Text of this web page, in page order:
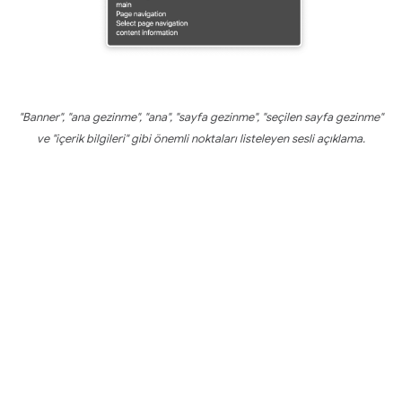
"Banner", "ana gezinme", "ana", "sayfa gezinme", "seçilen sayfa gezinme"
ve "içerik bilgileri" gibi önemli noktaları listeleyen sesli açıklama.